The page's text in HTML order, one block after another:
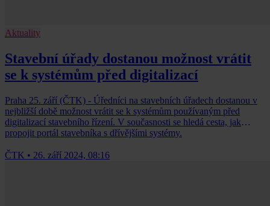
Aktuality
Stavební úřady dostanou možnost vrátit
se k systémům před digitalizací
Praha 25. září (ČTK) - Úředníci na stavebních úřadech dostanou v
nejbližší době možnost vrátit se k systémům používaným před
digitalizací stavebního řízení. V současnosti se hledá cesta, jak
propojit portál stavebníka s dřívějšími systémy.
ČTK • 26. září 2024, 08:16